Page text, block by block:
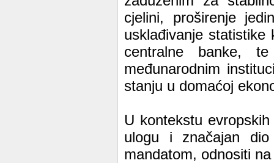
cjelini, proširenje
usklađivanje statistike
centralne banke,
međunarodnim
stanju u domaćoj
U kontekstu
ulogu i značajan
mandatom, odnositi